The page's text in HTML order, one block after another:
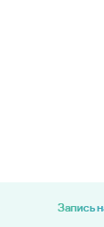
Запись